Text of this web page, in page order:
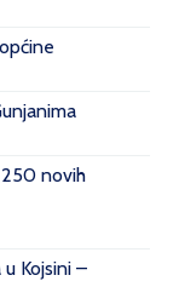
novih
Kojsini –